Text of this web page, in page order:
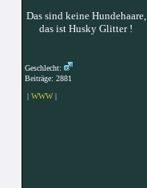
Das sind keine Hundehaare,
das ist Husky Glitter !
Geschlecht:
Beiträge: 2881
| WWW|